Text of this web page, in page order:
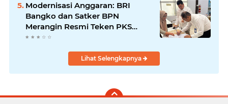
Modernisasi Anggaran: BRI
Bangko dan Satker BPN
Merangin Resmi Teken PKS
Penerbitan KKP
Lihat Selengkapnya